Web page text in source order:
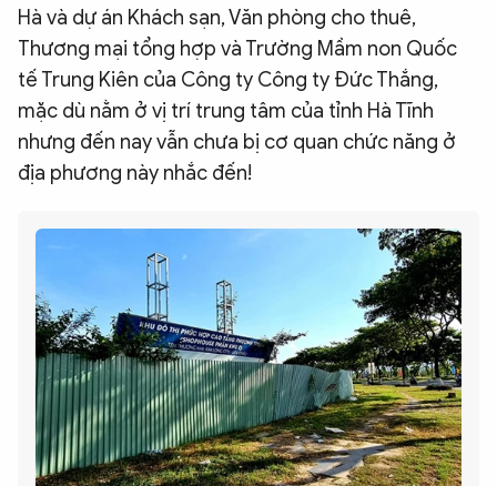
Hà và dự án Khách sạn, Văn phòng cho thuê,
Thương mại tổng hợp và Trường Mầm non Quốc
tế Trung Kiên của Công ty Công ty Đức Thắng,
mặc dù nằm ở vị trí trung tâm của tỉnh Hà Tĩnh
nhưng đến nay vẫn chưa bị cơ quan chức năng ở
địa phương này nhắc đến!